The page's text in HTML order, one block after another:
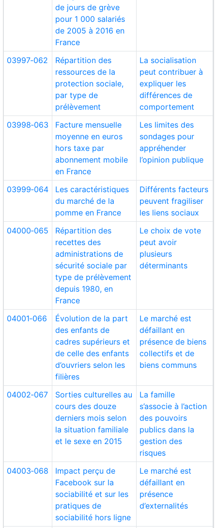
de jours de grève
pour 1 000 salariés
de 2005 à 2016 en
France
03997‑062
Répartition des
ressources de la
protection sociale,
par type de
prélèvement
La socialisation
peut contribuer à
expliquer les
différences de
comportement
03998‑063
Facture mensuelle
moyenne en euros
hors taxe par
abonnement mobile
en France
Les limites des
sondages pour
appréhender
l’opinion publique
03999‑064
Les caractéristiques
du marché de la
pomme en France
Différents facteurs
peuvent fragiliser
les liens sociaux
04000‑065
Répartition des
recettes des
administrations de
sécurité sociale par
type de prélèvement
depuis 1980, en
France
Le choix de vote
peut avoir
plusieurs
déterminants
04001‑066
Évolution de la part
des enfants de
cadres supérieurs et
de celle des enfants
d’ouvriers selon les
filières
Le marché est
défaillant en
présence de biens
collectifs et de
biens communs
04002‑067
Sorties culturelles au
cours des douze
derniers mois selon
la situation familiale
et le sexe en 2015
La famille
s’associe à l’action
des pouvoirs
publics dans la
gestion des
risques
04003‑068
Impact perçu de
Facebook sur la
sociabilité et sur les
pratiques de
sociabilité hors ligne
Le marché est
défaillant en
présence
d’externalités